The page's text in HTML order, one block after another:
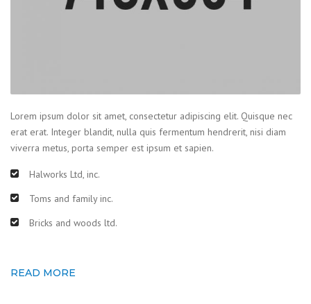
Lorem ipsum dolor sit amet, consectetur adipiscing elit. Quisque nec
erat erat. Integer blandit, nulla quis fermentum hendrerit, nisi diam
viverra metus, porta semper est ipsum et sapien.
Halworks Ltd, inc.
Toms and family inc.
Bricks and woods ltd.
READ MORE